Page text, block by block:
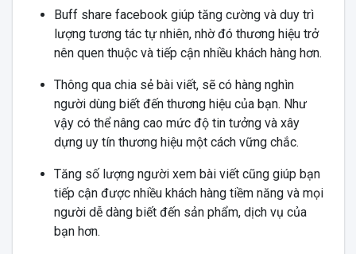
Buff share facebook giúp tăng cường và duy trì
lượng tương tác tự nhiên, nhờ đó thương hiệu trở
nên quen thuộc và tiếp cận nhiều khách hàng hơn.
Thông qua chia sẻ bài viết, sẽ có hàng nghìn
người dùng biết đến thương hiệu của bạn. Như
vậy có thể nâng cao mức độ tin tưởng và xây
dựng uy tín thương hiệu một cách vững chắc.
Tăng số lượng người xem bài viết cũng giúp bạn
tiếp cận được nhiều khách hàng tiềm năng và mọi
người dễ dàng biết đến sản phẩm, dịch vụ của
bạn hơn.